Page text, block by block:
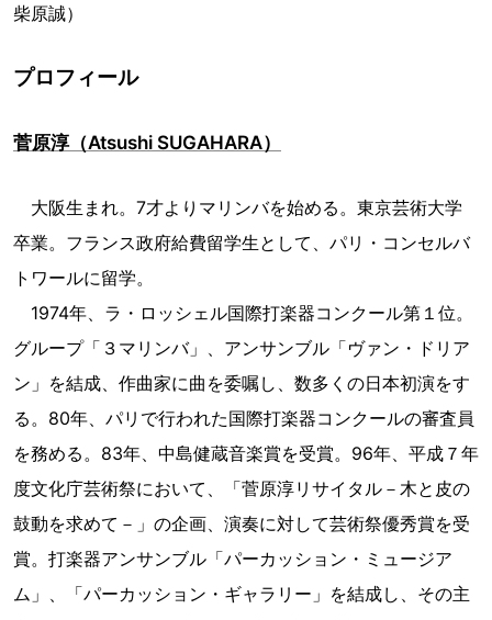
柴原誠）
プロフィール
菅原淳（Atsushi SUGAHARA）
大阪生まれ。7才よりマリンバを始める。東京芸術大学
卒業。フランス政府給費留学生として、パリ・コンセルバ
トワールに留学。
1974年、ラ・ロッシェル国際打楽器コンクール第１位。
グループ「３マリンバ」、アンサンブル「ヴァン・ドリア
ン」を結成、作曲家に曲を委嘱し、数多くの日本初演をす
る。80年、パリで行われた国際打楽器コンクールの審査員
を務める。83年、中島健蔵音楽賞を受賞。96年、平成７年
度文化庁芸術祭において、「菅原淳リサイタル－木と皮の
鼓動を求めて－」の企画、演奏に対して芸術祭優秀賞を受
賞。打楽器アンサンブル「パーカッション・ミュージア
ム」、「パーカッション・ギャラリー」を結成し、その主